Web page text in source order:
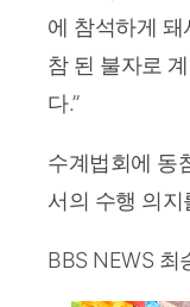
에 참석하게
참 된 불자로
다.”
수계법회에 동
서의 수행 의지
BBS NEWS 최